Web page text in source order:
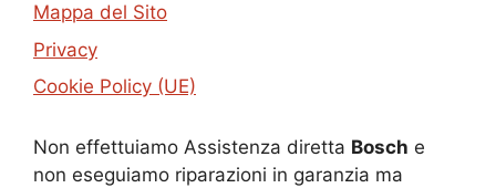
Mappa del Sito
Privacy
Cookie Policy (UE)
Non effettuiamo Assistenza diretta Bosch e
non eseguiamo riparazioni in garanzia ma